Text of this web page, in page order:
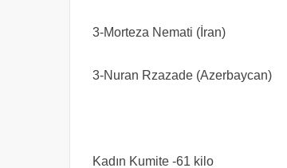
3-Morteza Nemati (İran)
3-Nuran Rzazade (Azerbaycan)
Kadın Kumite -61 kilo